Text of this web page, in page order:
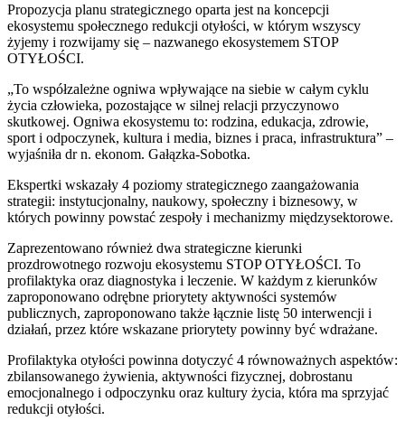
Propozycja planu strategicznego oparta jest na koncepcji
ekosystemu społecznego redukcji otyłości, w którym wszyscy
żyjemy i rozwijamy się – nazwanego ekosystemem STOP
OTYŁOŚCI.
„To współzależne ogniwa wpływające na siebie w całym cyklu
życia człowieka, pozostające w silnej relacji przyczynowo
skutkowej. Ogniwa ekosystemu to: rodzina, edukacja, zdrowie,
sport i odpoczynek, kultura i media, biznes i praca, infrastruktura” –
wyjaśniła dr n. ekonom. Gałązka-Sobotka.
Ekspertki wskazały 4 poziomy strategicznego zaangażowania
strategii: instytucjonalny, naukowy, społeczny i biznesowy, w
których powinny powstać zespoły i mechanizmy międzysektorowe.
Zaprezentowano również dwa strategiczne kierunki
prozdrowotnego rozwoju ekosystemu STOP OTYŁOŚCI. To
profilaktyka oraz diagnostyka i leczenie. W każdym z kierunków
zaproponowano odrębne priorytety aktywności systemów
publicznych, zaproponowano także łącznie listę 50 interwencji i
działań, przez które wskazane priorytety powinny być wdrażane.
Profilaktyka otyłości powinna dotyczyć 4 równoważnych aspektów:
zbilansowanego żywienia, aktywności fizycznej, dobrostanu
emocjonalnego i odpoczynku oraz kultury życia, która ma sprzyjać
redukcji otyłości.